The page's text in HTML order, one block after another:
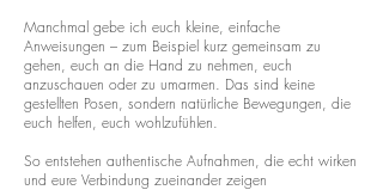
Manchmal gebe ich euch kleine, einfache
Anweisungen – zum Beispiel kurz gemeinsam zu
gehen, euch an die Hand zu nehmen, euch
anzuschauen oder zu umarmen. Das sind keine
gestellten Posen, sondern natürliche Bewegungen, die
euch helfen, euch wohlzufühlen.
So entstehen authentische Aufnahmen, die echt wirken
und eure Verbindung zueinander zeigen